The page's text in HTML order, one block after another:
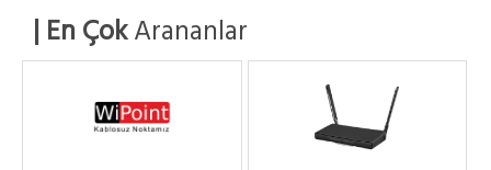
| En ÇokArananlar